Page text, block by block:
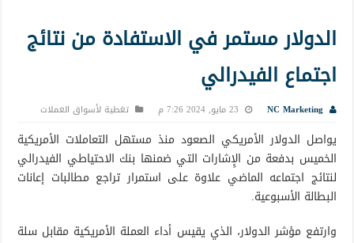
الدولار مستمر في الاستفادة من نتائج
اجتماع الفيدرالي
NC Marketing 23 مايو, 2024 7:26 م تغطية لأسواق العملات
يواصل الدولار الأمريكي الصعود منذ مستهل التعاملات الأمريكية
الخميس بدفعة من الإِشارات التي ضمنها بنك الاحتياطي الفيدرالي
لنتائج اجتماعه الماضي علاوة على استمرار تراجع مطالبات إعانات
البطالة الأسبوعية.
وارتفع مؤشر الدولار، الذي يقيس أداء العملة الأمريكية مقابل سلة